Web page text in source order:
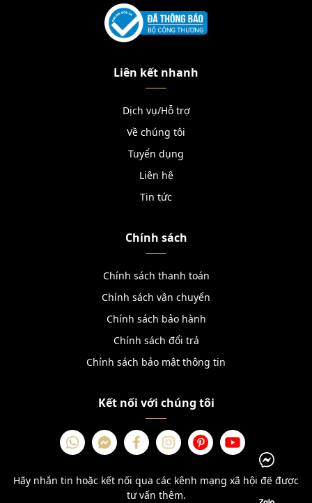
Liên kết nhanh
Dịch vụ/Hỗ trợ
Về chúng tôi
Tuyển dụng
Liên hệ
Tin tức
Chính sách
Chính sách thanh toán
Chính sách vận chuyển
Chính sách bảo hành
Chính sách đổi trả
Chính sách bảo mật thông tin
Kết nối với chúng tôi
Hãy nhắn tin hoặc kết nối qua các kênh mạng xã hội để được
tư vấn thêm.